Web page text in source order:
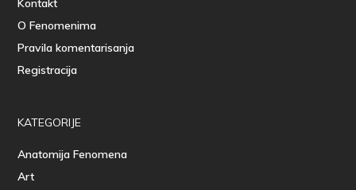
Kontakt
O Fenomenima
Pravila komentarisanja
Registracija
KATEGORIJE
Anatomija Fenomena
Art